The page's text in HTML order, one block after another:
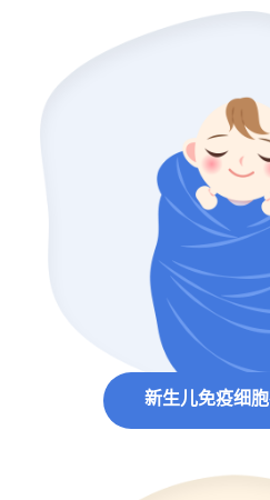
新生儿免疫细